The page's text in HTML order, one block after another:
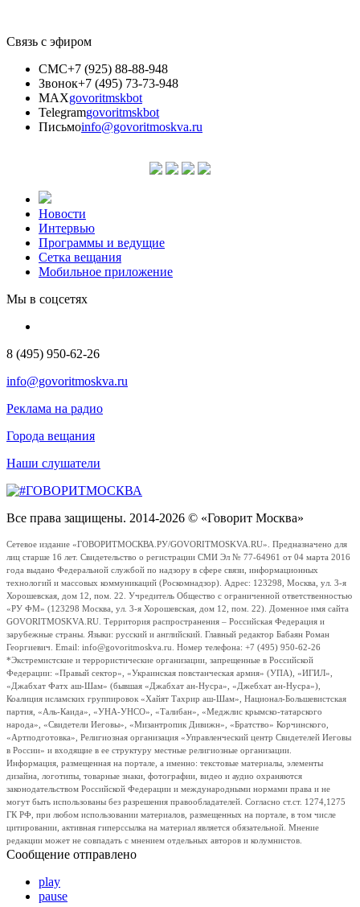
Связь с эфиром
СМС+7 (925) 88-88-948
Звонок+7 (495) 73-73-948
MAXgovoritmskbot
Telegramgovoritmskbot
Письмоinfo@govoritmoskva.ru
Новости
Интервью
Программы и ведущие
Сетка вещания
Мобильное приложение
Мы в соцсетях
8 (495) 950-62-26
info@govoritmoskva.ru
Реклама на радио
Города вещания
Наши слушатели
Все права защищены. 2014-2026 © «Говорит Москва»
Сетевое издание «ГОВОРИТМОСКВА.РУ/GOVORITMOSKVA.RU». Предназначено для
лиц старше 16 лет. Свидетельство о регистрации СМИ Эл № 77-64961 от 04 марта 2016
года выдано Федеральной службой по надзору в сфере связи, информационных
технологий и массовых коммуникаций (Роскомнадзор). Адрес: 123298, Москва, ул. 3-я
Хорошевская, дом 12, пом. 22. Учредитель Общество с ограниченной ответственностью
«РУ ФМ» (123298 Москва, ул. 3-я Хорошевская, дом 12, пом. 22). Доменное имя сайта
GOVORITMOSKVA.RU. Территория распространения – Российская Федерация и
зарубежные страны. Языки: русский и английский. Главный редактор Бабаян Роман
Георгиевич. Email: info@govoritmoskva.ru. Номер телефона: +7 (495) 950-62-26
*Экстремистские и террористические организации, запрещенные в Российской
Федерации: «Правый сектор», «Украинская повстанческая армия» (УПА), «ИГИЛ»,
«Джабхат Фатх аш-Шам» (бывшая «Джабхат ан-Нусра», «Джебхат ан-Нусра»),
Коалиция исламских группировок «Хайят Тахрир аш-Шам», Национал-Большевистская
партия, «Аль-Каида», «УНА-УНСО», «Талибан», «Меджлис крымско-татарского
народа», «Свидетели Иеговы», «Мизантропик Дивижн», «Братство» Корчинского,
«Артподготовка», Религиозная организация «Управленческий центр Свидетелей Иеговы
в России» и входящие в ее структуру местные религиозные организации.
Информация, размещенная на портале, а именно: текстовые материалы, элементы
дизайна, логотипы, товарные знаки, фотографии, видео и аудио охраняются
законодательством Российской Федерации и международными нормами права и не
могут быть использованы без разрешения правообладателей. Согласно ст.ст. 1274,1275
ГК РФ, при любом использовании материалов, размещенных на портале, в том числе
цитировании, активная гиперссылка на материал является обязательной. Мнение
редакции может не совпадать с мнением отдельных авторов и колумнистов.
Сообщение отправлено
play
pause